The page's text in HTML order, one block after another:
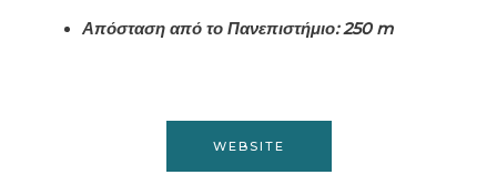
Απόσταση από το Πανεπιστήμιο: 250 m
WEBSITE